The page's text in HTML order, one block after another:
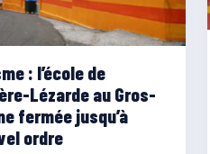
: l’école de
Lézarde au Gros-
fermée jusqu’à
ordre